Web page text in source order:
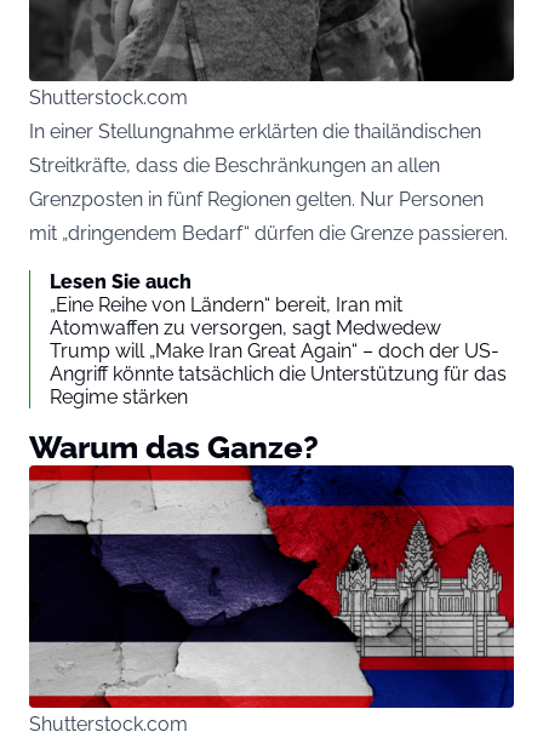
Shutterstock.com
In einer Stellungnahme erklärten die thailändischen
Streitkräfte, dass die Beschränkungen an allen
Grenzposten in fünf Regionen gelten. Nur Personen
mit „dringendem Bedarf“ dürfen die Grenze passieren.
Lesen Sie auch
„Eine Reihe von Ländern“ bereit, Iran mit
Atomwaffen zu versorgen, sagt Medwedew
Trump will „Make Iran Great Again“ – doch der US-
Angriff könnte tatsächlich die Unterstützung für das
Regime stärken
Warum das Ganze?
Shutterstock.com